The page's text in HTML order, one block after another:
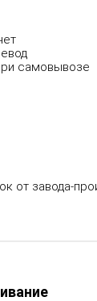
самовывозе
от завода-